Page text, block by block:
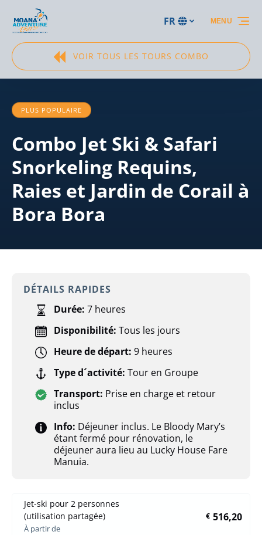
Aller à la navigation principale
Aller au contenu
Aller au pied de page
Sélectionnez
votre
langue
FR
VOIR TOUS LES TOURS COMBO
MENU
PLUS POPULAIRE
Combo Jet Ski & Safari
Snorkeling Requins,
Raies et Jardin de Corail à
Bora Bora
DÉTAILS RAPIDES
Durée: 7 heures
Disponibilité: Tous les jours
Heure de départ: 9 heures
Type d´activité: Tour en Groupe
Transport: Prise en charge et retour
inclus
Info: Déjeuner inclus. Le Bloody Mary’s
étant fermé pour rénovation, le
déjeuner aura lieu au Lucky House Fare
Manuia.
Jet-ski pour 2 personnes
(utilisation partagée)
À partir de
€ 516,20